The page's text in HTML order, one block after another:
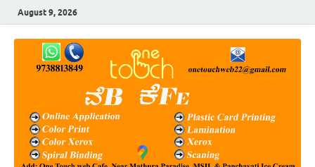
August 9, 2026